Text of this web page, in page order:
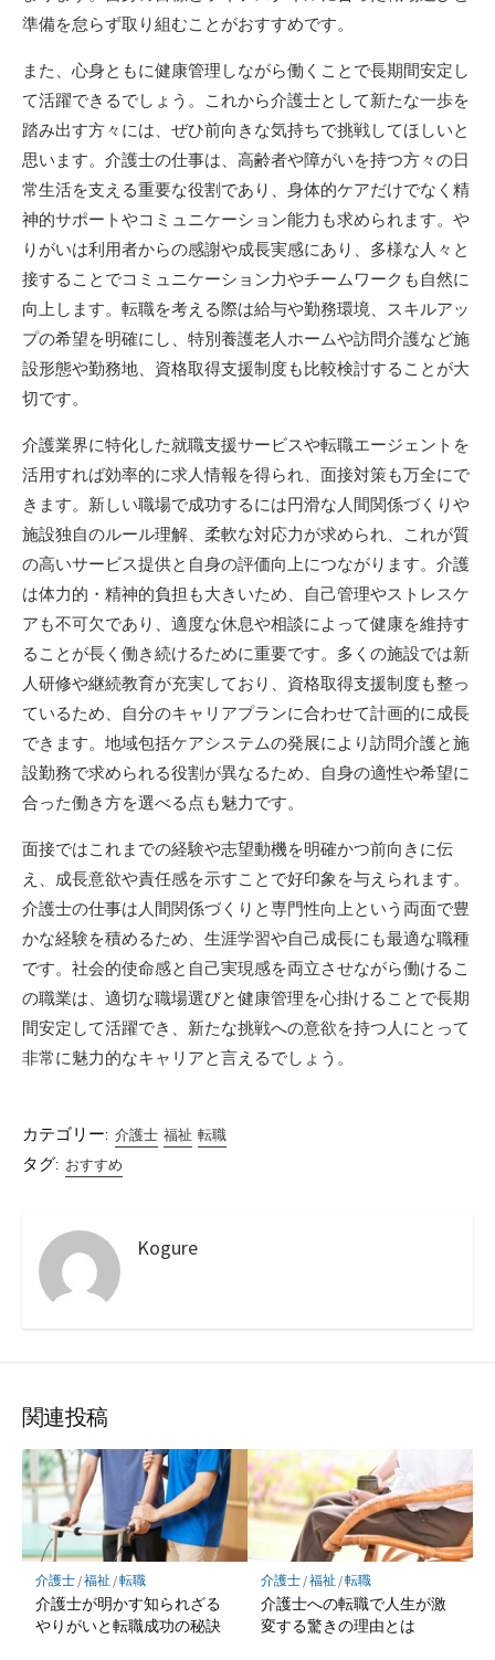
準備を怠らず取り組むことがおすすめです。
また、心身ともに健康管理しながら働くことで長期間安定し
て活躍できるでしょう。これから介護士として新たな一歩を
踏み出す方々には、ぜひ前向きな気持ちで挑戦してほしいと
思います。介護士の仕事は、高齢者や障がいを持つ方々の日
常生活を支える重要な役割であり、身体的ケアだけでなく精
神的サポートやコミュニケーション能力も求められます。や
りがいは利用者からの感謝や成長実感にあり、多様な人々と
接することでコミュニケーション力やチームワークも自然に
向上します。転職を考える際は給与や勤務環境、スキルアッ
プの希望を明確にし、特別養護老人ホームや訪問介護など施
設形態や勤務地、資格取得支援制度も比較検討することが大
切です。
介護業界に特化した就職支援サービスや転職エージェントを
活用すれば効率的に求人情報を得られ、面接対策も万全にで
きます。新しい職場で成功するには円滑な人間関係づくりや
施設独自のルール理解、柔軟な対応力が求められ、これが質
の高いサービス提供と自身の評価向上につながります。介護
は体力的・精神的負担も大きいため、自己管理やストレスケ
アも不可欠であり、適度な休息や相談によって健康を維持す
ることが長く働き続けるために重要です。多くの施設では新
人研修や継続教育が充実しており、資格取得支援制度も整っ
ているため、自分のキャリアプランに合わせて計画的に成長
できます。地域包括ケアシステムの発展により訪問介護と施
設勤務で求められる役割が異なるため、自身の適性や希望に
合った働き方を選べる点も魅力です。
面接ではこれまでの経験や志望動機を明確かつ前向きに伝
え、成長意欲や責任感を示すことで好印象を与えられます。
介護士の仕事は人間関係づくりと専門性向上という両面で豊
かな経験を積めるため、生涯学習や自己成長にも最適な職種
です。社会的使命感と自己実現感を両立させながら働けるこ
の職業は、適切な職場選びと健康管理を心掛けることで長期
間安定して活躍でき、新たな挑戦への意欲を持つ人にとって
非常に魅力的なキャリアと言えるでしょう。
カテゴリー: 介護士 福祉 転職
タグ: おすすめ
Kogure
関連投稿
介護士/福祉 /転職
介護士が明かす知られざる
やりがいと転職成功の秘訣
介護士/福祉 /転職
介護士への転職で人生が激
変する驚きの理由とは